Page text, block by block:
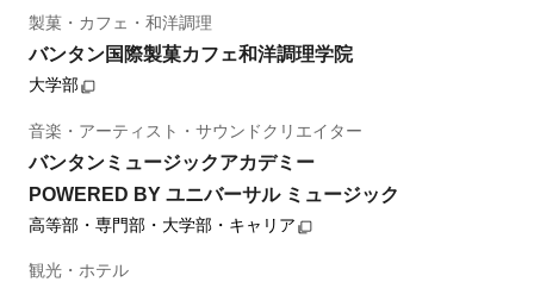
製菓・カフェ・和洋調理
バンタン国際製菓カフェ和洋調理学院
大学部
音楽・アーティスト・サウンドクリエイター
バンタンミュージックアカデミー
POWERED BY ユニバーサル ミュージック
高等部・専門部・大学部・キャリア
観光・ホテル